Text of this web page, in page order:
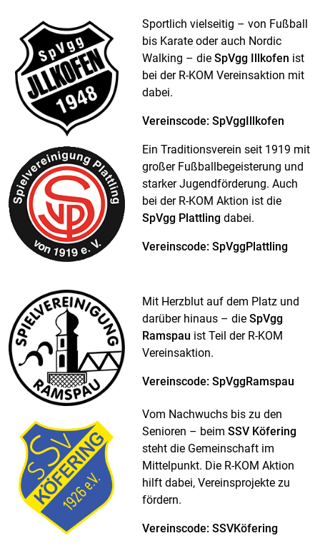
Sportlich vielseitig – von Fußball
bis Karate oder auch Nordic
Walking – die SpVgg Illkofen ist
bei der R-KOM Vereinsaktion mit
dabei.
Vereinscode: SpVggIllkofen
Ein Traditionsverein seit 1919 mit
großer Fußballbegeisterung und
starker Jugendförderung. Auch
bei der R-KOM Aktion ist die
SpVgg Plattlingdabei.
Vereinscode: SpVggPlattling
Mit Herzblut auf dem Platz und
darüber hinaus – die SpVgg
Ramspau ist Teil der R-KOM
Vereinsaktion.
Vereinscode: SpVggRamspau
Vom Nachwuchs bis zu den
Senioren – beim SSV Köfering
steht die Gemeinschaft im
Mittelpunkt. Die R-KOM Aktion
hilft dabei, Vereinsprojekte zu
fördern.
Vereinscode: SSVKöfering